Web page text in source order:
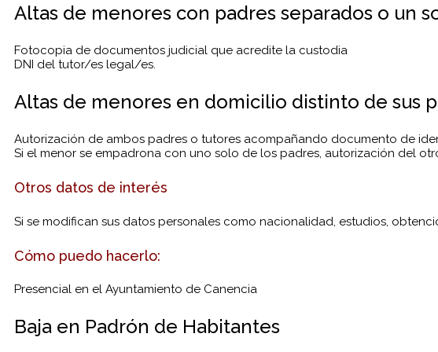
Altas de menores con padres separados o un
Fotocopia de documentos judicial que acredite la custodia
DNI del tutor/es legal/es.
Altas de menores en domicilio distinto de sus
Autorización de ambos padres o tutores acompañando documento de
Si el menor se empadrona con uno solo de los padres, autorización del
Otros datos de interés
Si se modifican sus datos personales como nacionalidad, estudios,
Cómo puedo hacerlo:
Presencial en el Ayuntamiento de Canencia
Baja en Padrón de Habitantes